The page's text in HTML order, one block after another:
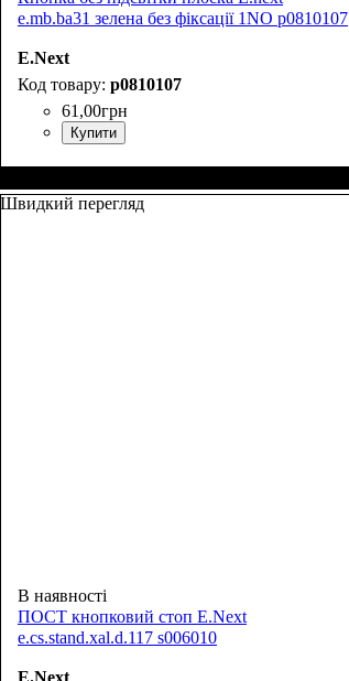
e.mb.ba31 зелена без фіксації 1NO p0810107
E.Next
p0810107
61 ,00грн
Купити
Швидкий перегляд
В наявності
ПОСТ кнопковий стоп E.Next
e.cs.stand.xal.d.117 s006010
E.Next